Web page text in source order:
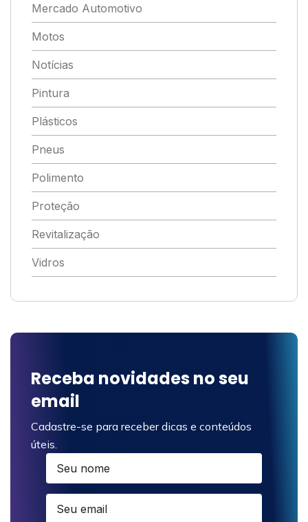
Mercado Automotivo
Motos
Notícias
Pintura
Plásticos
Pneus
Polimento
Proteção
Revitalização
Vidros
Receba novidades no seu
email
Cadastre-se para receber dicas e conteúdos
úteis.